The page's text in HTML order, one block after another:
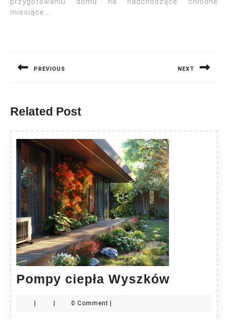
miesiące.…
PREVIOUS NEXT
Related Post
Pompy ciepła WyszkówPompy
0 Comment